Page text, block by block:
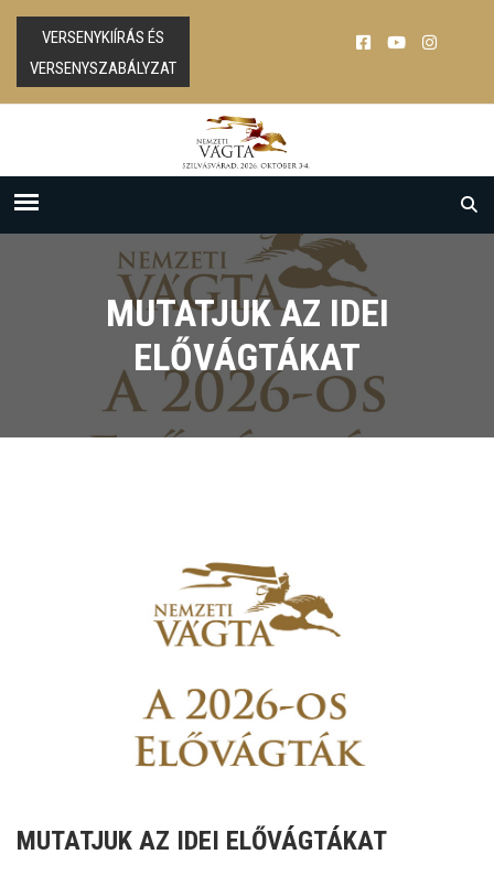
VERSENYKIÍRÁS ÉS
VERSENYSZABÁLYZAT
MUTATJUK AZ IDEI
ELŐVÁGTÁKAT
MUTATJUK AZ IDEI ELŐVÁGTÁKAT